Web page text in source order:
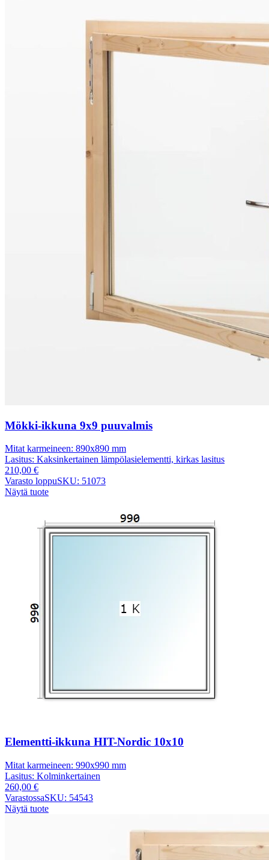
Mökki-ikkuna 9x9 puuvalmis
Mitat karmeineen: 890x890 mm
Lasitus: Kaksinkertainen lämpölasielementti, kirkas lasitus
210,00 €
Varasto loppuSKU: 51073
Näytä tuote
Elementti-ikkuna HIT-Nordic 10x10
Mitat karmeineen: 990x990 mm
Lasitus: Kolminkertainen
260,00 €
VarastossaSKU: 54543
Näytä tuote